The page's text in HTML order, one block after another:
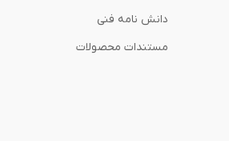
دانش نامه فنی
مستندات محصولات